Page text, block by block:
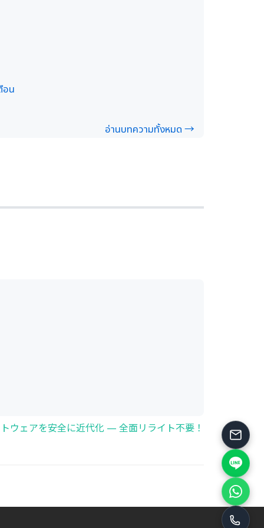
อน
อ่านบทความทั้งหมด →
ウェアを安全に近代化 — 全面リライト不要！